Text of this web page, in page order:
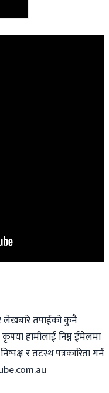
लेखबारे तपाईंको कुनै
हामीलाई निम्न ईमेलमा
र तटस्थ पत्रकारिता गर्न